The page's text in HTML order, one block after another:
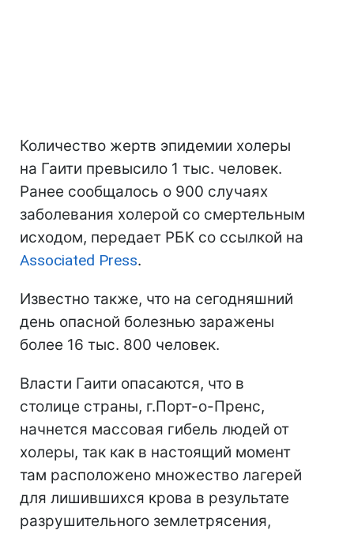
Количество жертв эпидемии холеры
на Гаити превысило 1 тыс. человек.
Ранее сообщалось о 900 случаях
заболевания холерой со смертельным
исходом, передает РБК со ссылкой на
Associated Press.
Известно также, что на сегодняшний
день опасной болезнью заражены
более 16 тыс. 800 человек.
Власти Гаити опасаются, что в
столице страны, г.Порт-о-Пренс,
начнется массовая гибель людей от
холеры, так как в настоящий момент
там расположено множество лагерей
для лишившихся крова в результате
разрушительного землетрясения,